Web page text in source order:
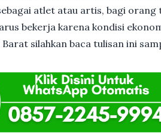
atlet atau artis, bagi
bekerja karena kondisi
silahkan baca tulisan ini